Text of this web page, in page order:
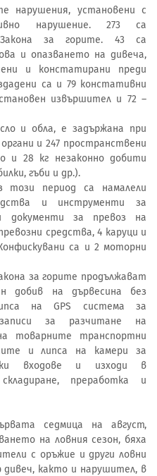
нарушения, установени с
нарушение. 273 са
за горите. 43 са
и опазването на дивеча,
и констатирани преди
са и 79 констативни
извършител и 72 –
и обла, е задържана при
и 247 пространствени
и 28 кг незаконно добити
гъби и др.).
този период са намалели
и инструменти за
документи за превоз на
средства, 4 каруци и
са и 2 моторни
за горите продължават
добив на дървесина без
на GPS система за
за разчитане на
товарните транспортни
и липса на камери за
входове и изходи в
преработка и
седмица на август,
на ловния сезон, бяха
с оръжие и други ловни
дивеч, както и нарушител, в